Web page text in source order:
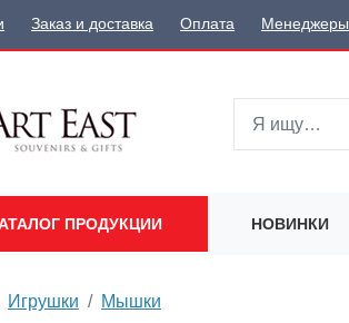
Заказ и доставка Оплата Менеджеры
ПРОДУКЦИИ НОВИНКИ
Игрушки Мышки